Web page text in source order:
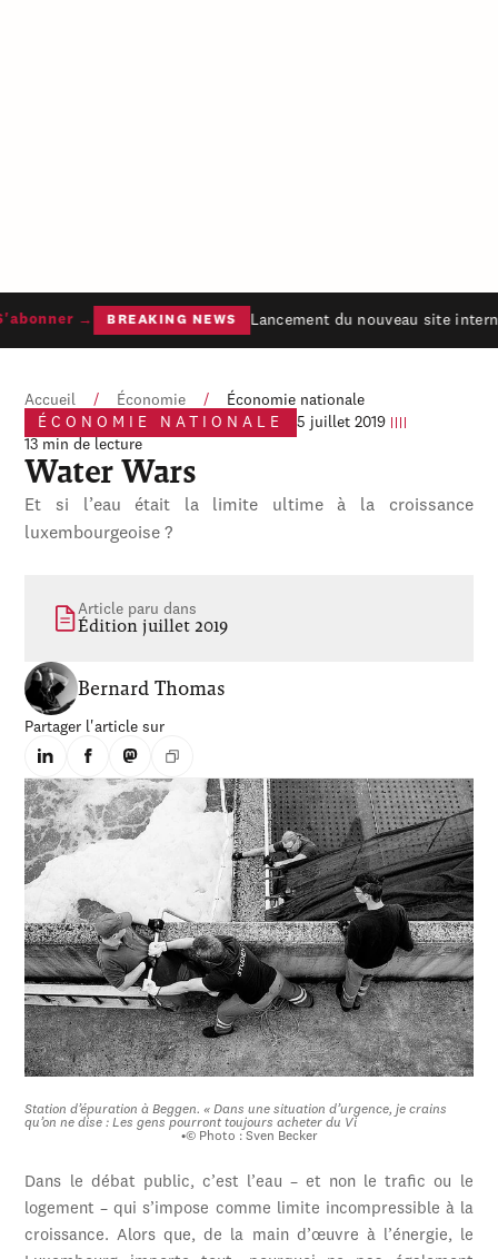
→ BREAKING NEWS Lancement du nouveau site internet
Accueil / Économie /
Économie nationale
ÉCONOMIE NATIONALE
5 juillet 2019
13 min de lecture
Water Wars
Et si l’eau était la limite ultime à la croissance
luxembourgeoise ?
Article paru dans
Édition juillet 2019
Bernard Thomas
Partager l'article sur
Station d’épuration à Beggen. « Dans une situation d’urgence, je crains
qu’on ne dise : Les gens pourront toujours acheter du Vi
•© Photo : Sven Becker
Dans le débat public, c’est l’eau – et non le trafic ou le
logement – qui s’impose comme limite incompressible à la
croissance. Alors que, de la main d’œuvre à l’énergie, le